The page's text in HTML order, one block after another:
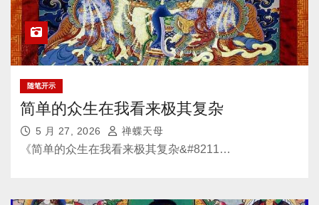
随笔开示
简单的众生在我看来极其复杂
5 月 27, 2026 禅蝶天母
《简单的众生在我看来极其复杂&#8211…